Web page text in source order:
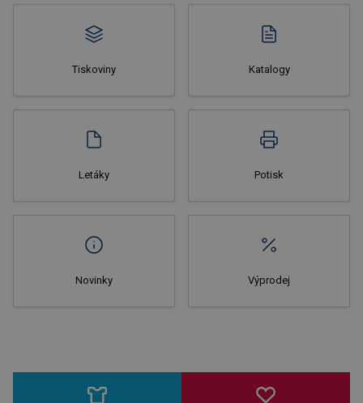
Tiskoviny Katalogy
Letáky Potisk
Novinky Výprodej